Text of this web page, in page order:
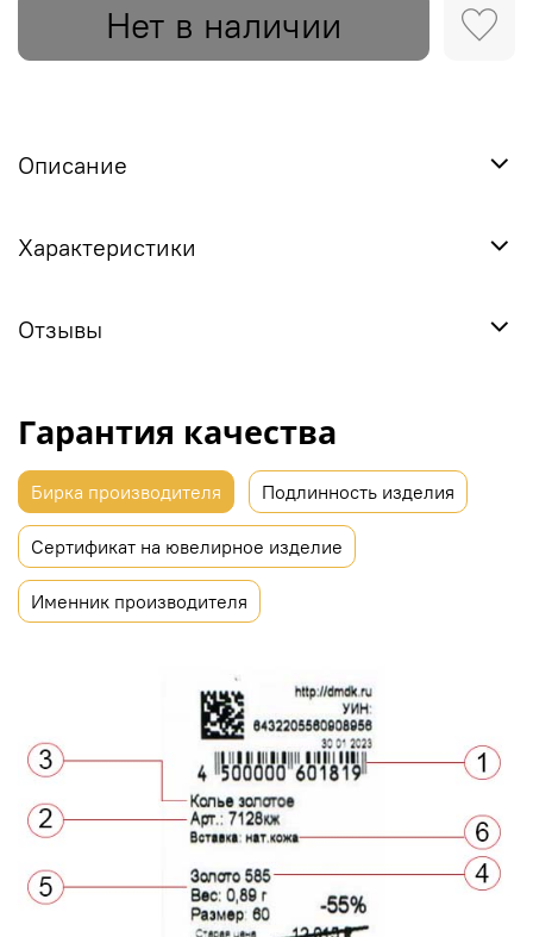
Нет в наличии
Описание
Характеристики
Отзывы
Гарантия качества
Бирка производителя Подлинность изделия
Сертификат на ювелирное изделие
Именник производителя